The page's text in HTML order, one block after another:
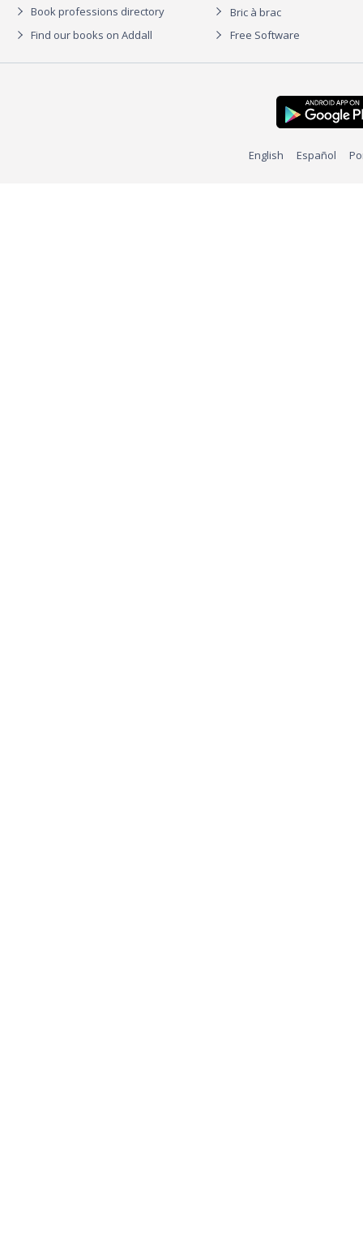
Book professions directory
Find our books on Addall
Bric à brac
Free Software
English Español